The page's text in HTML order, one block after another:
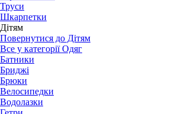
Труси
Шкарпетки
Дітям
Повернутися до Дітям
Все у категорії Одяг
Батники
Бриджі
Брюки
Велосипедки
Водолазки